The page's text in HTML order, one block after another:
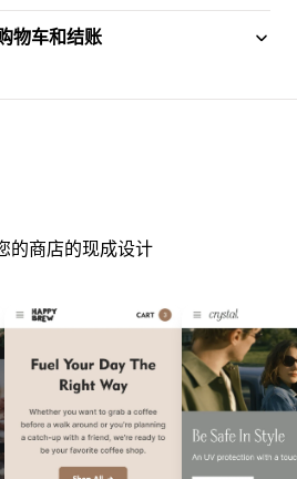
物车和结账
的商店的现成设计